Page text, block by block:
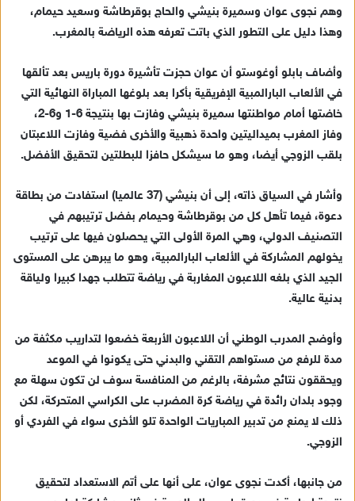
ك
ت
و
وهم نجوى عوان وسميرة بنيشي والحاج بوقرطاشة وسعيد حيمام،
وهذا دليل على التطور الذي باتت تعرفه هذه الرياضة بالمغرب.
وأضاف بابلو أوغوستو أن عوان حجزت تأشيرة دورة باريس بعد تألقها
في الألعاب البارالمبية الإفريقية بأكرا بعد بلوغها المباراة النهائية التي
خاضتها أمام مواطنتها سميرة بنيشي وفازت بها بنتيجة 6-1 و6-2،
وفاز المغرب بميداليتين واحدة ذهبية والأخرى فضية وفازت اللاعبتان
بلقب الزوجي أيضا، وهو ما سيشكل حافزا للبطلتين لتحقيق الأفضل.
وأشار في السياق ذاته، إلى أن بنيشي (37 عالميا) استفادت من بطاقة
دعوة، فيما تأهل كل من بوقرطاشة وحيمام بفضل ترتيبهم في
التصنيف الدولي، وهي المرة الأولى التي يحصلون فيها على ترتيب
يخولهم المشاركة في الألعاب البارالمبية، وهو ما يبرهن على المستوى
الجيد الذي بلغه اللاعبون المغاربة في رياضة تتطلب جهدا كبيرا ولياقة
بدنية عالية.
وأوضح المدرب الوطني أن اللاعبون الأربعة خضعوا لتداريب مكثفة من
مدة للرفع من مستواهم التقني والبدني حتى يكونوا في الموعد
ويحققون نتائج مشرفة، بالرغم من المنافسة سوف لن تكون سهلة مع
وجود بلدان رائدة في رياضة كرة المضرب على الكراسي المتحركة، لكن
ذلك لا يمنع من تدبير المباريات الواحدة تلو الأخرى سواء في الفردي أو
الزوجي.
من جانبها، أكدت نجوى عوان، على أنها على أتم الاستعداد لتحقيق